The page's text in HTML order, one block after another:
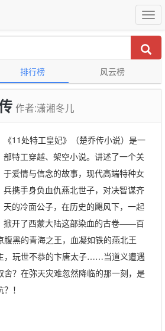
排行榜 风云榜
作者:潇湘冬儿
《11处特工皇妃》（楚乔传小说）是一
部特工穿越、架空小说。讲述了一个关
于爱情与信念的故事，现代高端特种女
兵携手身负血仇燕北世子，对决智谋齐
天的冷面公子，在历史的飓风下，一起
掀开了西蒙大陆这部染血的古卷——百
黑的青海之王，血凝如铁的燕北王
，玩世不恭的卞唐太子……当道义遭遇
舍？在弥天灾难忽然降临的那一刻，是
！